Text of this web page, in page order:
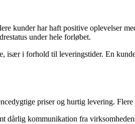
kunder har haft positive oplevelser
under hele forløbet.
i forhold til leveringstider. En
priser og hurtig levering.
dårlig kommunikation fra